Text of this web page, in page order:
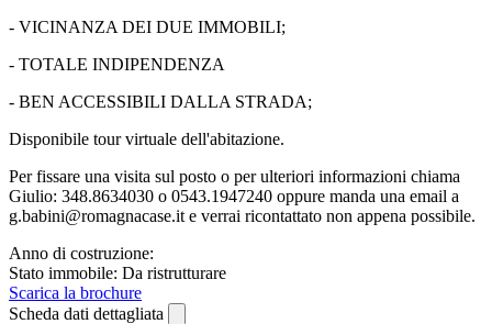
- VICINANZA DEI DUE IMMOBILI;
- TOTALE INDIPENDENZA
- BEN ACCESSIBILI DALLA STRADA;
Disponibile tour virtuale dell'abitazione.
Per fissare una visita sul posto o per ulteriori informazioni chiama
Giulio: 348.8634030 o 0543.1947240 oppure manda una email a
g.babini@romagnacase.it e verrai ricontattato non appena possibile.
Anno di costruzione:
Stato immobile: Da ristrutturare
Scarica la brochure
Scheda dati dettagliata